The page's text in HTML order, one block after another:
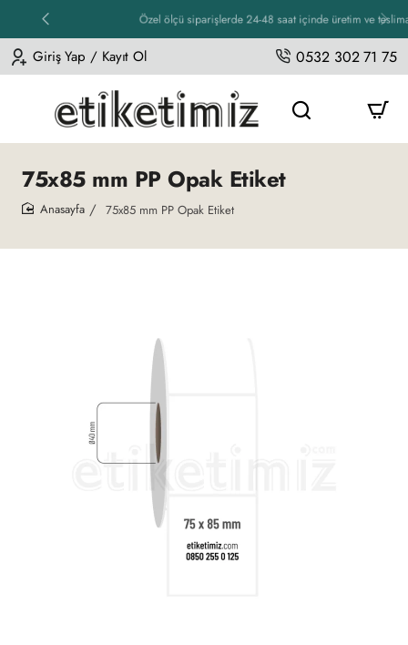
Özel ölçü siparişlerde 24-48 saat içinde üretim ve teslimat
Giriş Yap / Kayıt Ol 0532 302 71 75
75x85 mm PP Opak Etiket
75x85 mm PP Opak Etiket